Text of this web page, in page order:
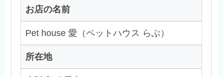
お店の名前
Pet house 愛（ペットハウス らぶ）
所在地